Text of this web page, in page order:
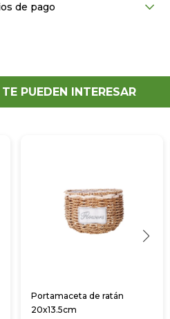
de pago
PUEDEN INTERESAR
Portamaceta de ratán
20x13.5cm